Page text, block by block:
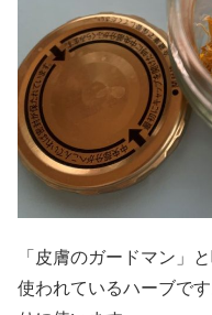
「皮膚のガードマン」
使われているハーブで